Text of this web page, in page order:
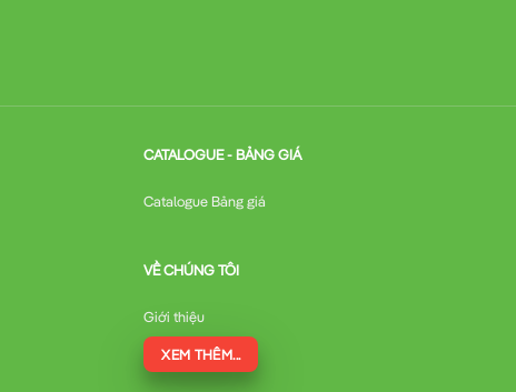
CATALOGUE - BẢNG GIÁ
Catalogue Bảng giá
VỀ CHÚNG TÔI
Giới thiệu
XEM THÊM...